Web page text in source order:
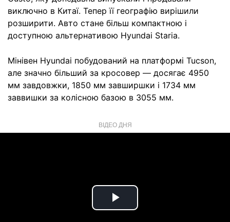
виключно в Китаї. Тепер її географію вирішили
розширити. Авто стане більш компактною і
доступною альтернативою Hyundai Staria.
Мінівен Hyundai побудований на платформі Tucson,
але значно більший за кросовер — досягає 4950
мм завдовжки, 1850 мм завширшки і 1734 мм
заввишки за колісною базою в 3055 мм.
ВІДЕО ДНЯ
Play